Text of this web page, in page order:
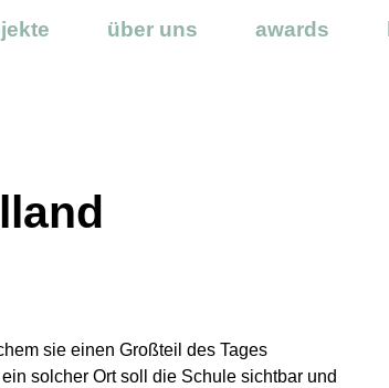
über uns awards
sie einen Großteil des Tages
solcher Ort soll die Schule sichtbar und